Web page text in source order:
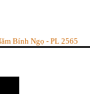
Bính Ngọ - PL 2565